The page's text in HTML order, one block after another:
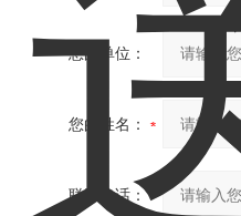
您的单位：
您的姓名：
联系电话：